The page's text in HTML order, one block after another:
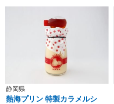
静岡県
熱海プリン 特製カラメルシ